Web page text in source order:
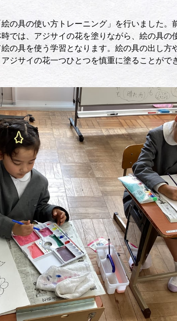
の具の使い方トレーニング」を行いました。
では、アジサイの花を塗りながら、絵の具の
の具を使う学習となります。絵の具の出し方
ジサイの花一つひとつを慎重に塗ることがで